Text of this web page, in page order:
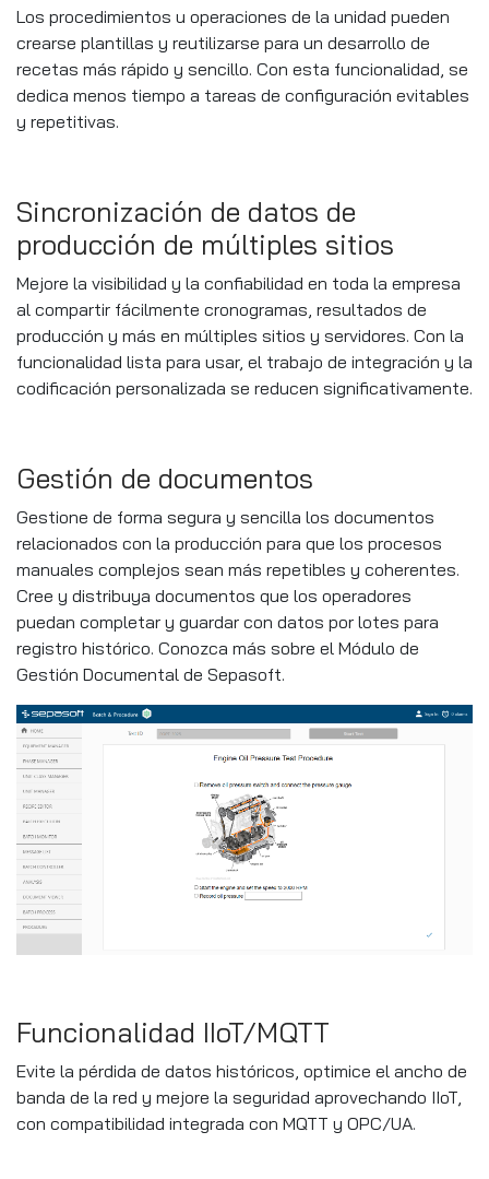
Los procedimientos u operaciones de la unidad pueden
crearse plantillas y reutilizarse para un desarrollo de
recetas más rápido y sencillo. Con esta funcionalidad, se
dedica menos tiempo a tareas de configuración evitables
y repetitivas.
Sincronización de datos de
producción de múltiples sitios
Mejore la visibilidad y la confiabilidad en toda la empresa
al compartir fácilmente cronogramas, resultados de
producción y más en múltiples sitios y servidores. Con la
funcionalidad lista para usar, el trabajo de integración y la
codificación personalizada se reducen significativamente.
Gestión de documentos
Gestione de forma segura y sencilla los documentos
relacionados con la producción para que los procesos
manuales complejos sean más repetibles y coherentes.
Cree y distribuya documentos que los operadores
puedan completar y guardar con datos por lotes para
registro histórico. Conozca más sobre el Módulo de
Gestión Documental de Sepasoft.
Funcionalidad IIoT/MQTT
Evite la pérdida de datos históricos, optimice el ancho de
banda de la red y mejore la seguridad aprovechando IIoT,
con compatibilidad integrada con MQTT y OPC/UA.